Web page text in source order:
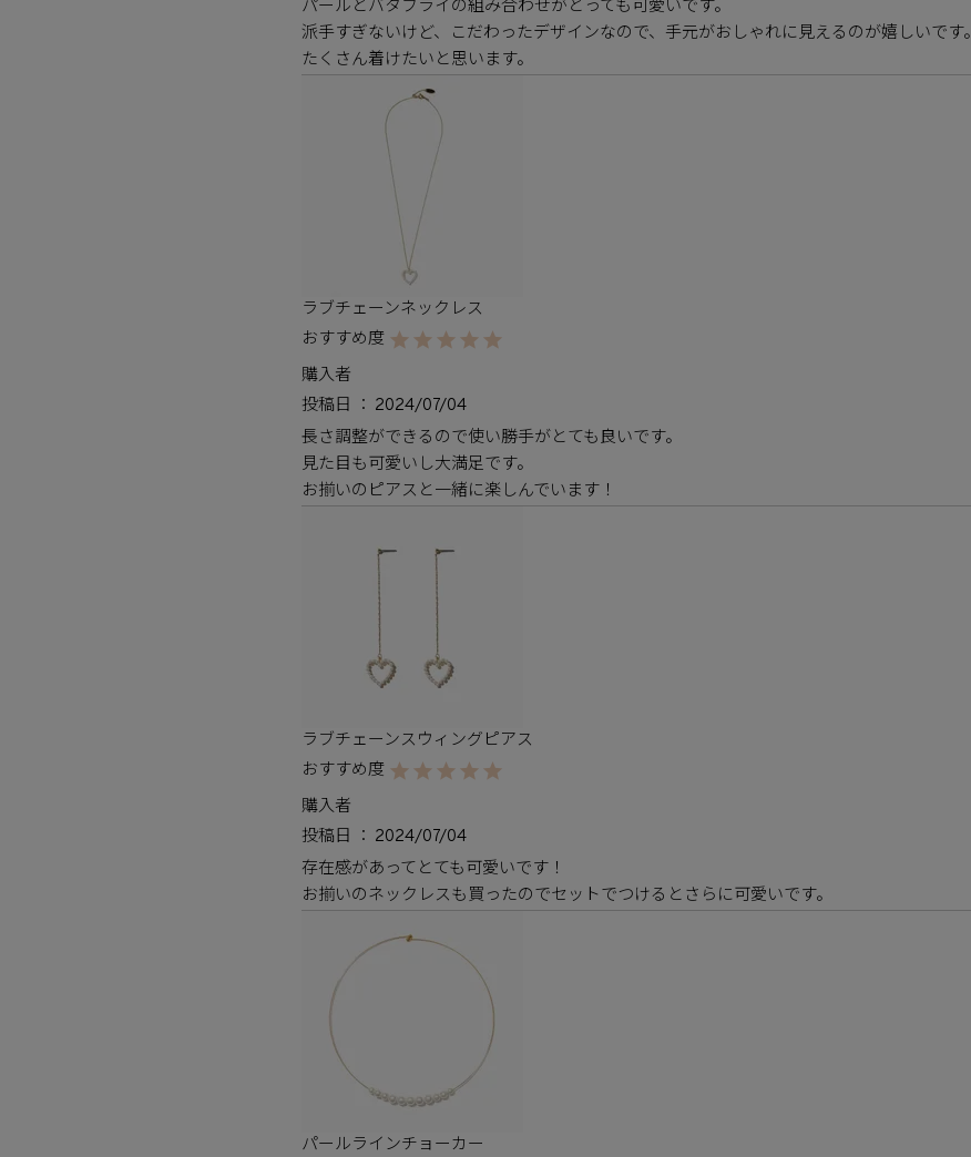
パールとバタフライの組み合わせがとっても可愛いです。
派手すぎないけど、こだわったデザインなので、手元がおしゃれに見えるのが嬉しいです。
たくさん着けたいと思います。
ラブチェーンネックレス
購入者
投稿日
2024/07/04
長さ調整ができるので使い勝手がとても良いです。
見た目も可愛いし大満足です。
お揃いのピアスと一緒に楽しんでいます！
ラブチェーンスウィングピアス
購入者
投稿日
2024/07/04
存在感があってとても可愛いです！
お揃いのネックレスも買ったのでセットでつけるとさらに可愛いです。
パールラインチョーカー